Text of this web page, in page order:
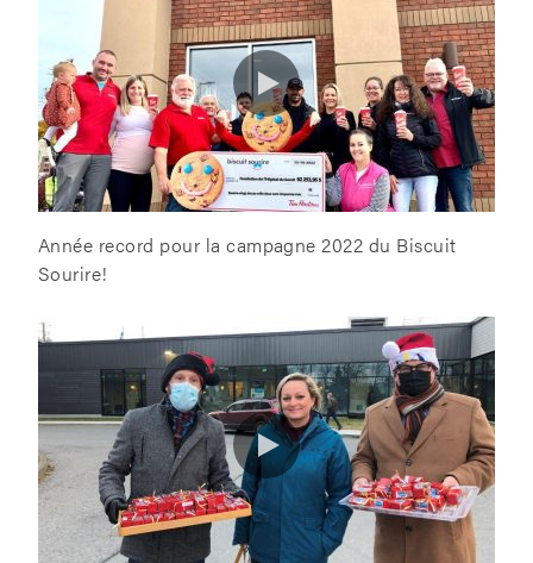
Année record pour la campagne 2022 du Biscuit
Sourire!